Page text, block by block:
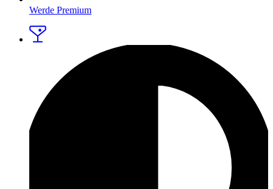
Werde Premium